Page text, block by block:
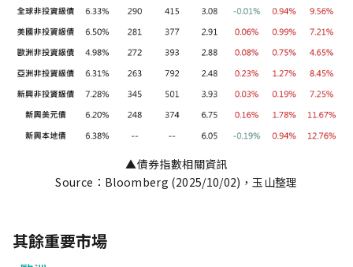
▲債券指數相關資訊
Source：Bloomberg (2025/10/02)，玉山整理
其餘重要市場